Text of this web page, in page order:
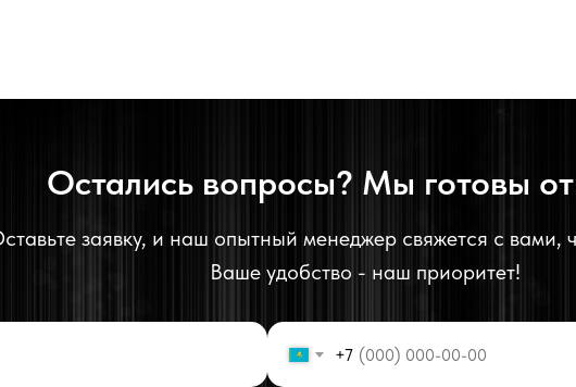
Остались вопросы? Мы готовы
заявку, и наш опытный менеджер свяжется с вами,
Ваше удобство - наш приоритет!
+7